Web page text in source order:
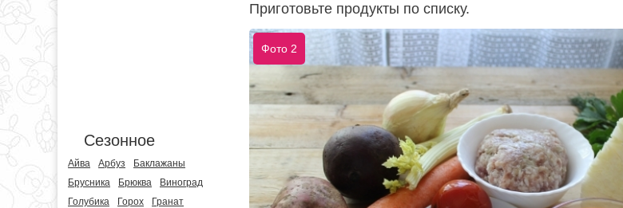
Сезонное
Айва Арбуз
Баклажаны
Брусника
Брюква
Виноград
Голубика
Горох
Гранат
Приготовьте продукты по списку.
Фото 2